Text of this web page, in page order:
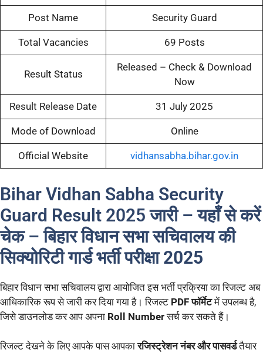
Post Name Security Guard
Total Vacancies 69 Posts
Result Status
Released – Check & Download
Now
Result Release Date 31 July 2025
Mode of Download Online
Official Website vidhansabha.bihar.gov.in
Bihar Vidhan Sabha Security
Guard Result 2025 जारी – यहाँ से करें
चेक –बिहार विधान सभा सचिवालय की
सिक्योरिटी गार्ड भर्ती परीक्षा 2025
बिहार विधान सभा सचिवालय द्वारा आयोजित इस भर्ती प्रक्रिया का रिजल्ट अब
आधिकारिक रूप से जारी कर दिया गया है। रिजल्ट PDF फॉर्मेटमें उपलब्ध है,
जिसे डाउनलोड कर आप अपना Roll Numberसर्च कर सकते हैं।
रिजल्ट देखने के लिए आपके पास आपकारजिस्ट्रेशन नंबर और पासवर्डतैयार